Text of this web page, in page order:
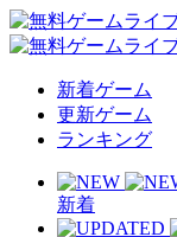
新着ゲーム
更新ゲーム
ランキング
新着